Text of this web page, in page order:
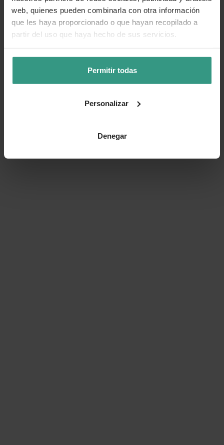
web, quienes pueden combinarla con otra información
que les haya proporcionado o que hayan recopilado a
partir del uso que haya hecho de sus servicios.
Permitir todas
Personalizar
Denegar